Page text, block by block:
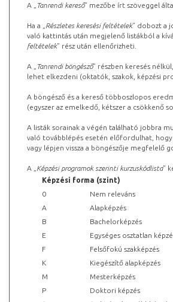
A „ Tanrendi kereső” mezőbe írt szöveggel
Ha a „ Részletes keresési feltételek” dobozt a
való kattintás után megjelenő listákból a
feltételek” rész után ellenőrizheti.
A „ Tanrendi böngésző” részben keresés
lehet elkezdeni (oktatók, szakok, képzési
A böngésző és a kereső többoszlopos
(egyszer az emelkedő, kétszer a csökkenő
A listák sorainak a végén található jobbra
való továbblépés esetén előfordulhat,
vagy lépjen vissza a böngészője megfelelő
A „ Képzési programok szerinti kurzuskódlista”
Képzési forma (szint)
0
Nem releváns
A
Alapképzés
B
Bachelorképzés
E
Egységes osztatlan
F
Felsőfokú szakképzés
K
Kiegészítő alapképzés
M
Mesterképzés
P
Doktori képzés